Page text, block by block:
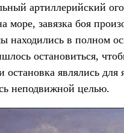
артиллерийский
море, завязка боя
находились в полном
остановиться,
остановка являлись
неподвижной целью.